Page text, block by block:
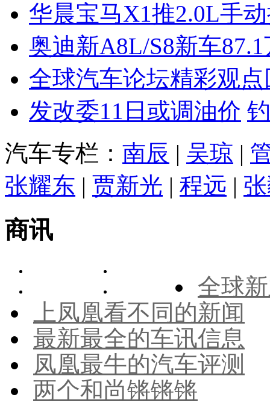
华晨宝马X1推2.0L手
奥迪新A8L/S8新车
全球汽车论坛精彩观点
发改委11日或调油价
汽车专栏： 南辰 | 吴琼 |
张耀东 | 贾新光 | 程远 |
商讯
全球
上凤凰看不同的新闻
最新最全的车讯信息
凤凰最牛的汽车评测
两个和尚锵锵锵